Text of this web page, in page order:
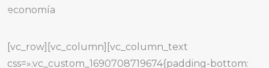
[vc_row][vc_column][vc_column_text
css=».vc_custom_1690708719674{padding-bottom: